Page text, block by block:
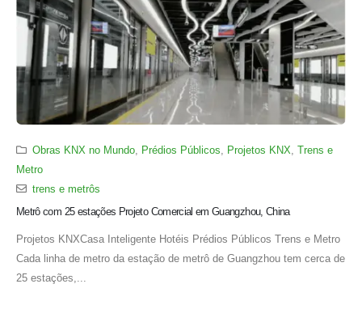
Obras KNX no Mundo Prédios Públicos Projetos KNX Trens e
Metro
trens e metrôs
Metrô com 25 estações Projeto Comercial em Guangzhou, China
Projetos KNXCasa Inteligente Hotéis Prédios Públicos Trens e Metro
Cada linha de metro da estação de metrô de Guangzhou tem cerca de
25 estações,...